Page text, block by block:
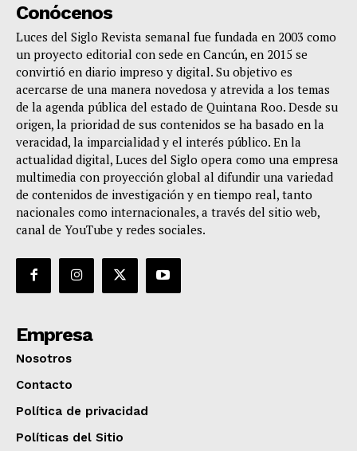
Conócenos
Luces del Siglo Revista semanal fue fundada en 2003 como
un proyecto editorial con sede en Cancún, en 2015 se
convirtió en diario impreso y digital. Su objetivo es
acercarse de una manera novedosa y atrevida a los temas
de la agenda pública del estado de Quintana Roo. Desde su
origen, la prioridad de sus contenidos se ha basado en la
veracidad, la imparcialidad y el interés público. En la
actualidad digital, Luces del Siglo opera como una empresa
multimedia con proyección global al difundir una variedad
de contenidos de investigación y en tiempo real, tanto
nacionales como internacionales, a través del sitio web,
canal de YouTube y redes sociales.
Empresa
Nosotros
Contacto
Política de privacidad
Políticas del Sitio